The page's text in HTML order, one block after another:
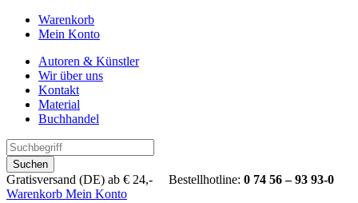
Warenkorb
Mein Konto
Autoren & Künstler
Wir über uns
Kontakt
Material
Buchhandel
Suchen
Gratisversand (DE) ab € 24,- Bestellhotline: 0 74 56 – 93 93-0
Warenkorb Mein Konto